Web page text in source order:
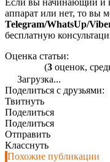
аппарат или нет, то вы
Telegram/WhatsUp/
бесплатную
Оценка статьи:
(3 оценок,
Загрузка...
Поделиться с друзьями:
Твитнуть
Поделиться
Поделиться
Отправить
Класснуть
Похожие публикации